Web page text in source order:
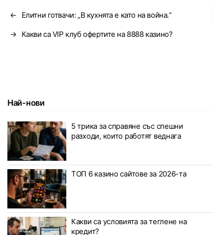
← Елитни готвачи: „В кухнята е като на война.“
→ Какви са VIP клуб офертите на 8888 казино?
Най-нови
5 трика за справяне със спешни
разходи, които работят веднага
ТОП 6 казино сайтове за 2026-та
Какви са условията за теглене на
кредит?